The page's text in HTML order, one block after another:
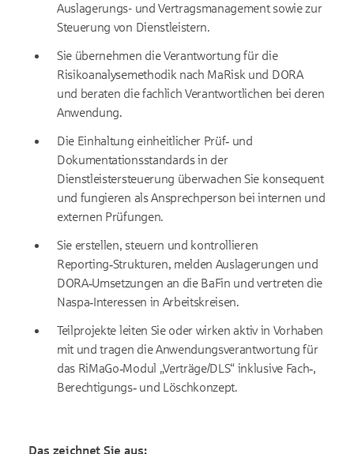
Auslagerungs- und Vertragsmanagement sowie zur
Steuerung von Dienstleistern.
Sie übernehmen die Verantwortung für die
Risikoanalysemethodik nach MaRisk und DORA
und beraten die fachlich Verantwortlichen bei deren
Anwendung.
Die Einhaltung einheitlicher Prüf‑ und
Dokumentationsstandards in der
Dienstleistersteuerung überwachen Sie konsequent
und fungieren als Ansprechperson bei internen und
externen Prüfungen.
Sie erstellen, steuern und kontrollieren
Reporting‑Strukturen, melden Auslagerungen und
DORA‑Umsetzungen an die BaFin und vertreten die
Naspa‑Interessen in Arbeitskreisen.
Teilprojekte leiten Sie oder wirken aktiv in Vorhaben
mit und tragen die Anwendungsverantwortung für
das RiMaGo‑Modul „Verträge/DLS“ inklusive Fach‑,
Berechtigungs‑ und Löschkonzept.
Das zeichnet Sie aus: